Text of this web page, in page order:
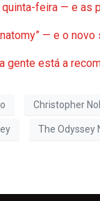
quinta-feira — e
— e o
gente está a
Christopher
The Odyssey